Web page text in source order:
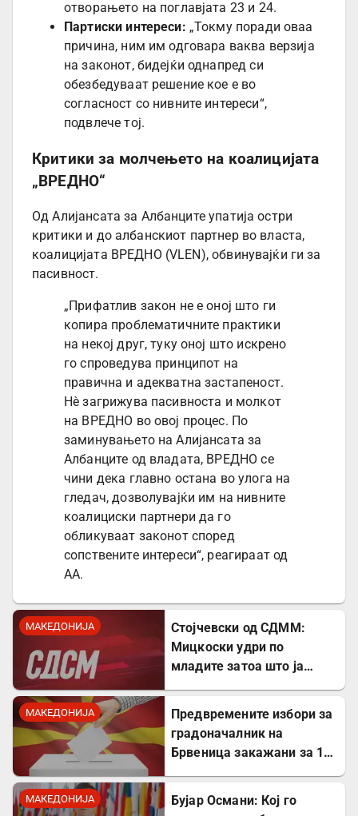
отворањето на поглавјата 23 и 24.
Партиски интереси: „Токму поради оваа
причина, ним им одговара ваква верзија
на законот, бидејќи однапред си
обезбедуваат решение кое е во
согласност со нивните интереси“,
подвлече тој.
Критики за молчењето на коалицијата
„ВРЕДНО“
Од Алијансата за Албанците упатија остри
критики и до албанскиот партнер во власта,
коалицијата ВРЕДНО (VLEN), обвинувајќи ги за
пасивност.
„Прифатлив закон не е оној што ги
копира проблематичните практики
на некој друг, туку оној што искрено
го спроведува принципот на
правична и адекватна застапеност.
Нè загрижува пасивноста и молкот
на ВРЕДНО во овој процес. По
заминувањето на Алијансата за
Албанците од владата, ВРЕДНО се
чини дека главно остана во улога на
гледач, дозволувајќи им на нивните
коалициски партнери да го
обликуваат законот според
сопствените интереси“, реагираат од
АА.
МАКЕДОНИЈА
Стојчевски од СДММ:
Мицкоски удри по
младите затоа што ја
МАКЕДОНИЈА
Предвремените избори за
градоначалник на
Брвеница закажани за 18
МАКЕДОНИЈА
Бујар Османи: Кој го